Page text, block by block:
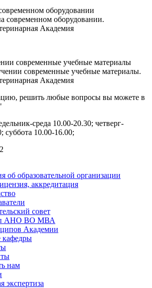
оборудовании
современные учебные материалы
решить любые вопросы вы можете в
среда 10.00-20.30; четверг-
суббота 10.00-16.00;
об образовательной организации
аккредитация
совет
АНО ВО МВА
Академии
кафедры
нам
экспертиза